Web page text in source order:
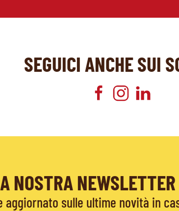
SEGUICI ANCHE SUI
NOSTRA NEWSLETTER
aggiornato sulle ultime novità in